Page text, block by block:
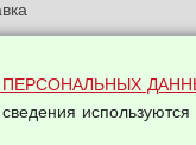
и возвраты